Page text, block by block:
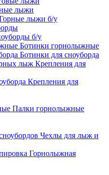
лыжи
лыжи б/у
б/у
Ботинки горнолыжные
Ботинки для сноуборда
Крепления для
Крепления для
Палки горнолыжные
Чехлы для лыж и
Горнолыжная